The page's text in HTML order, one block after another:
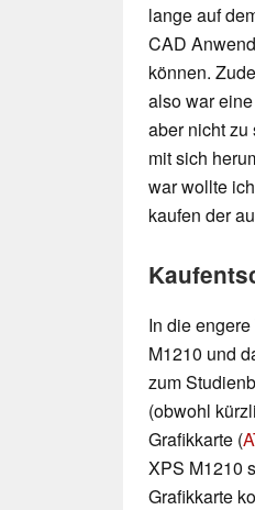
lange auf
CAD
können.
also war
aber nicht
mit sich
war wollte
kaufen der
In die
M1210 und
zum
(obwohl
Grafikkarte (
XPS M1210
Grafikkarte